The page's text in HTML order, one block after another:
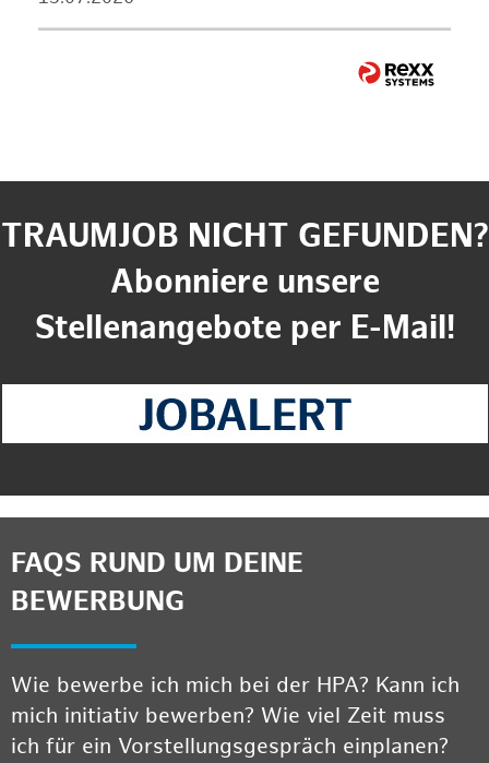
TRAUMJOB NICHT GEFUNDEN?
Abonniere unsere
Stellenangebote per E-Mail!
FAQS RUND UM DEINE
BEWERBUNG
Wie bewerbe ich mich bei der HPA? Kann ich
mich initiativ bewerben? Wie viel Zeit muss
ich für ein Vorstellungsgespräch einplanen?